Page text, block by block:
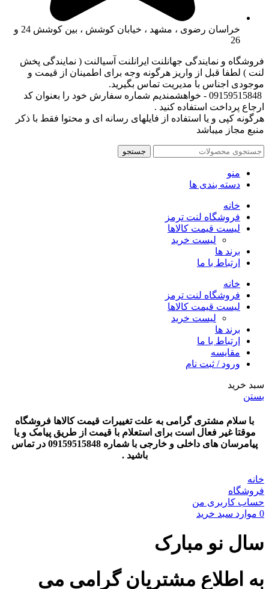
خراسان رضوی ، مشهد ، خیابان کوشش ، بین کوشش 24 و
26
فروشگاه و نمایندگی جهانلنت ایرانلنت آسیالنت ( نمایندگی پخش
لنت ) لطفا قبل از واریز هرگونه وجه برای اطمینان از قیمت و
موجودی اجناس با مدیریت تماس بگیرید.
09159515848 - خواهشمندیم شماره سفارش خود را بعنوان کد
ارجاع پرداخت استفاده کنید .
هرگونه کپی و یا استفاده از فایلهای رسانه ای و محتوا فقط با ذکر
منبع مجاز میباشد
جستجو
منو
دسته بندی ها
خانه
فروشگاه لنت ترمز
لیست قیمت کالاها
لیست خرید
برند ها
ارتباط با ما
خانه
فروشگاه لنت ترمز
لیست قیمت کالاها
لیست خرید
برند ها
ارتباط با ما
مقایسه
ورود / ثبت نام
سبد خرید
بستن
با سلام مشتری گرامی به علت تغییرات قیمت کالاها فروشگاه
موقتا غیر فعال است برای استعلام با قیمت از طریق پیامک و یا
پیامرسان های داخلی و خارجی با شماره 09159515848 در تماس
باشید .
خانه
فروشگاه
حساب کاربری من
0 موارد سبد خرید
سال نو مبارک
به اطلاع مشتریان گرامی می